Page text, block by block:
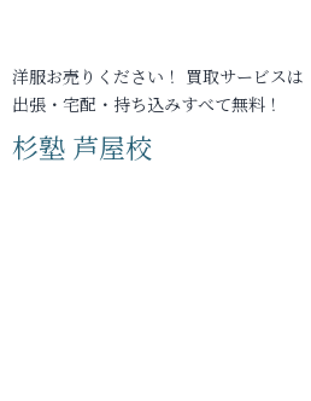
洋服お売りください！ 買取サービスは
出張・宅配・持ち込みすべて無料！
杉塾 芦屋校